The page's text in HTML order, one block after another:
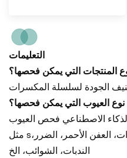
التعليمات
المنتجات التي يمكن فحصها؟
العيوب التي يمكن فحصها؟
الاصطناعي فحص العيوب
مثل sالعفن الأحمر، الضرر،
الندبات، الشوائب، الخ